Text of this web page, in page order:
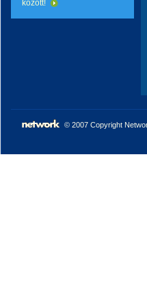
között!
© 2007 Copyright